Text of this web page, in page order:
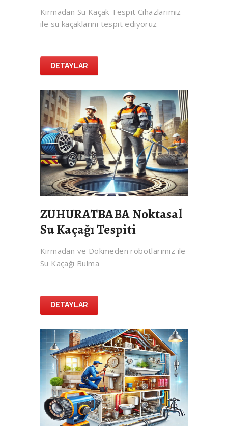
Kırmadan Su Kaçak Tespit Cihazlarımız
ile su kaçaklarını tespit ediyoruz
DETAYLAR
ZUHURATBABA Noktasal
Su Kaçağı Tespiti
Kırmadan ve Dökmeden robotlarımız ile
Su Kaçağı Bulma
DETAYLAR